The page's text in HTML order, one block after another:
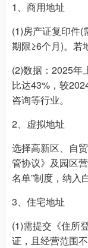
1、商用地址
(1)房产证复印件(
期限≥6个月)。若
(2)数据：2025年
比达43%，较
咨询等行业。
2、虚拟地址
选择高新区、自
管协议》及园区
名单”制度，纳入
3、住宅地址
(1)需提交《住所
证，且经营范围不